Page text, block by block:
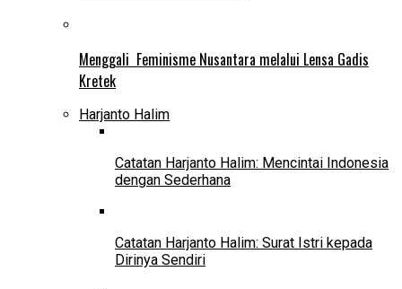
Menggali Feminisme Nusantara melalui Lensa Gadis
Kretek
Harjanto Halim
Catatan Harjanto Halim: Mencintai Indonesia
dengan Sederhana
Catatan Harjanto Halim: Surat Istri kepada
Dirinya Sendiri